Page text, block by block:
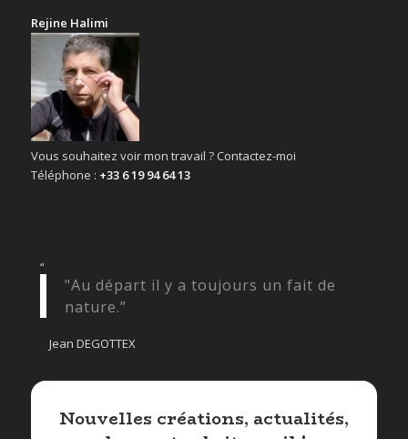
Rejine Halimi
Vous souhaitez voir mon travail ? Contactez-moi
Téléphone : +33 6 19 94 64 13
“
"Au départ il y a toujours un fait de
nature.”
Jean DEGOTTEX
Nouvelles créations, actualités,